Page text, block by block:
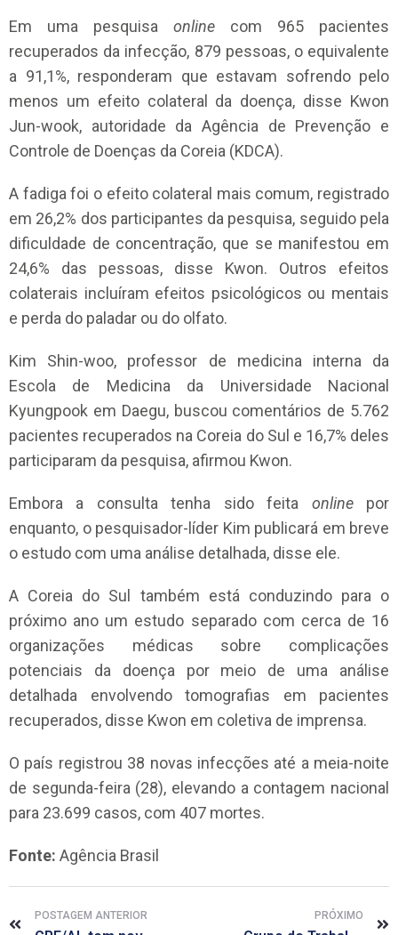
Em uma pesquisa online com 965 pacientes
recuperados da infecção, 879 pessoas, o equivalente
a 91,1%, responderam que estavam sofrendo pelo
menos um efeito colateral da doença, disse Kwon
Jun-wook, autoridade da Agência de Prevenção e
Controle de Doenças da Coreia (KDCA).
A fadiga foi o efeito colateral mais comum, registrado
em 26,2% dos participantes da pesquisa, seguido pela
dificuldade de concentração, que se manifestou em
24,6% das pessoas, disse Kwon. Outros efeitos
colaterais incluíram efeitos psicológicos ou mentais
e perda do paladar ou do olfato.
Kim Shin-woo, professor de medicina interna da
Escola de Medicina da Universidade Nacional
Kyungpook em Daegu, buscou comentários de 5.762
pacientes recuperados na Coreia do Sul e 16,7% deles
participaram da pesquisa, afirmou Kwon.
Embora a consulta tenha sido feita online por
enquanto, o pesquisador-líder Kim publicará em breve
o estudo com uma análise detalhada, disse ele.
A Coreia do Sul também está conduzindo para o
próximo ano um estudo separado com cerca de 16
organizações médicas sobre complicações
potenciais da doença por meio de uma análise
detalhada envolvendo tomografias em pacientes
recuperados, disse Kwon em coletiva de imprensa.
O país registrou 38 novas infecções até a meia-noite
de segunda-feira (28), elevando a contagem nacional
para 23.699 casos, com 407 mortes.
Fonte: Agência Brasil
POSTAGEM ANTERIOR PRÓXIMO